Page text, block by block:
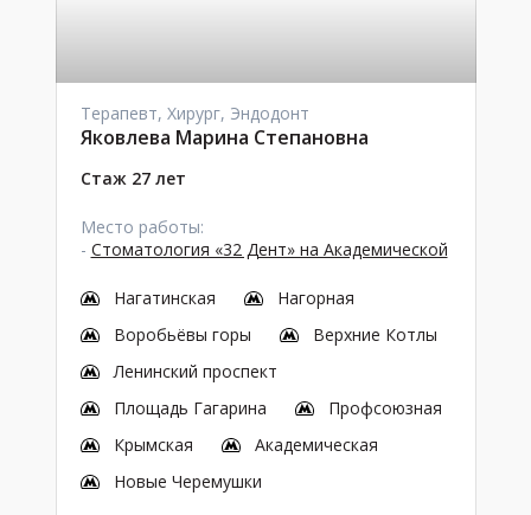
Терапевт, Хирург, Эндодонт
Яковлева Марина Степановна
Стаж 27 лет
Место работы:
- Стоматология «32 Дент» на Академической
Нагатинская
Нагорная
Воробьёвы горы
Верхние Котлы
Ленинский проспект
Площадь Гагарина
Профсоюзная
Крымская
Академическая
Новые Черемушки